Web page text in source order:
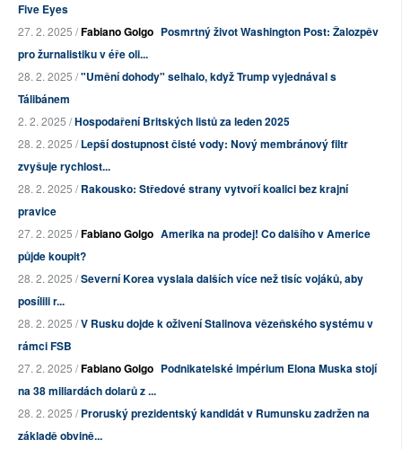
Five Eyes
27. 2. 2025 /Fabiano Golgo Posmrtný život Washington Post: Žalozpěv
pro žurnalistiku v éře oli...
28. 2. 2025 /"Umění dohody" selhalo, když Trump vyjednával s
Tálibánem
2. 2. 2025 /Hospodaření Britských listů za leden 2025
28. 2. 2025 /Lepší dostupnost čisté vody: Nový membránový filtr
zvyšuje rychlost...
28. 2. 2025 /Rakousko: Středové strany vytvoří koalici bez krajní
pravice
27. 2. 2025 /Fabiano Golgo Amerika na prodej! Co dalšího v Americe
půjde koupit?
28. 2. 2025 /Severní Korea vyslala dalších více než tisíc vojáků, aby
posílili r...
28. 2. 2025 /V Rusku dojde k oživení Stalinova vězeňského systému v
rámci FSB
27. 2. 2025 /Fabiano Golgo Podnikatelské impérium Elona Muska stojí
na 38 miliardách dolarů z ...
28. 2. 2025 /Proruský prezidentský kandidát v Rumunsku zadržen na
základě obvině...